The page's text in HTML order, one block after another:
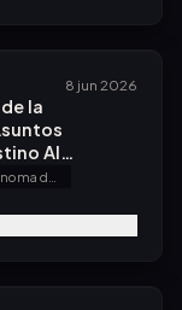
8 jun 2026
la
Al
el Proceso
General de